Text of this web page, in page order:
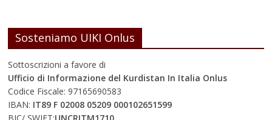
Sosteniamo UIKI Onlus
Sottoscrizioni a favore di
Ufficio di Informazione del Kurdistan In Italia Onlus
Codice Fiscale: 97165690583
IBAN: IT89 F 02008 05209 000102651599